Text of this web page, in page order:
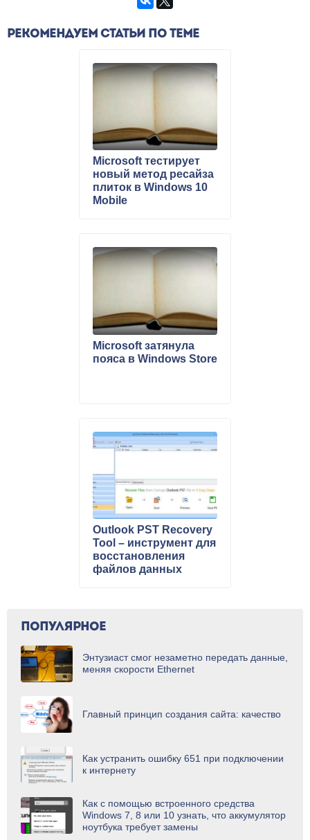
РЕКОМЕНДУЕМ СТАТЬИ ПО ТЕМЕ
Microsoft тестирует
новый метод ресайза
плиток в Windows 10
Mobile
Microsoft затянула
пояса в Windows Store
Outlook PST Recovery
Tool – инструмент для
восстановления
файлов данных
ПОПУЛЯРНОЕ
Энтузиаст смог незаметно передать данные,
меняя скорости Ethernet
Главный принцип создания сайта: качество
Как устранить ошибку 651 при подключении
к интернету
Как с помощью встроенного средства
Windows 7, 8 или 10 узнать, что аккумулятор
ноутбука требует замены